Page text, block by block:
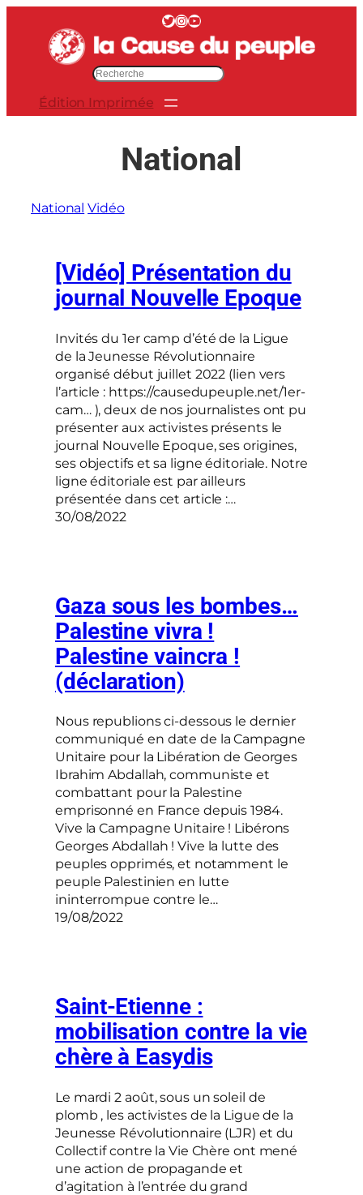
contenu
Twitter InstagramYouTube
e
Édition Imprimée
National
National Vidéo
[Vidéo] Présentation du
journal Nouvelle Epoque
Invités du 1er camp d’été de la Ligue
de la Jeunesse Révolutionnaire
organisé début juillet 2022 (lien vers
l’article : https://causedupeuple.net/1er-
cam… ), deux de nos journalistes ont pu
présenter aux activistes présents le
journal Nouvelle Epoque, ses origines,
ses objectifs et sa ligne éditoriale. Notre
ligne éditoriale est par ailleurs
présentée dans cet article :…
30/08/2022
Gaza sous les bombes…
Palestine vivra !
Palestine vaincra !
(déclaration)
Nous republions ci-dessous le dernier
communiqué en date de la Campagne
Unitaire pour la Libération de Georges
Ibrahim Abdallah, communiste et
combattant pour la Palestine
emprisonné en France depuis 1984.
Vive la Campagne Unitaire ! Libérons
Georges Abdallah ! Vive la lutte des
peuples opprimés, et notamment le
peuple Palestinien en lutte
ininterrompue contre le…
19/08/2022
Saint-Etienne :
mobilisation contre la vie
chère à Easydis
Le mardi 2 août, sous un soleil de
plomb , les activistes de la Ligue de la
Jeunesse Révolutionnaire (LJR) et du
Collectif contre la Vie Chère ont mené
une action de propagande et
d’agitation à l’entrée du grand